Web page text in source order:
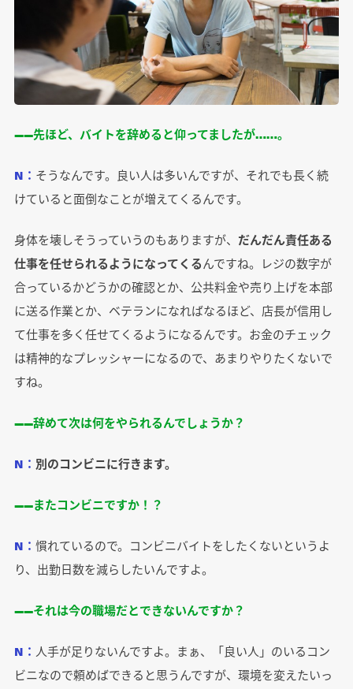
――先ほど、バイトを辞めると仰ってましたが……。
N： そうなんです。良い人は多いんですが、それでも長く続
けていると面倒なことが増えてくるんです。
身体を壊しそうっていうのもありますが、 だんだん責任ある
仕事を任せられるようになってくるんですね。レジの数字が
合っているかどうかの確認とか、公共料金や売り上げを本部
に送る作業とか、ベテランになればなるほど、店長が信用し
て仕事を多く任せてくるようになるんです。お金のチェック
は精神的なプレッシャーになるので、あまりやりたくないで
すね。
――辞めて次は何をやられるんでしょうか？
N： 別のコンビニに行きます。
――またコンビニですか！？
N： 慣れているので。コンビニバイトをしたくないというよ
り、出勤日数を減らしたいんですよ。
――それは今の職場だとできないんですか？
N： 人手が足りないんですよ。まぁ、「良い人」のいるコン
ビニなので頼めばできると思うんですが、環境を変えたいっ